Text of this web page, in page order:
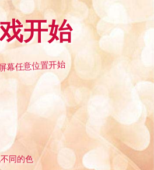
开始
幕任意位置开始
同的色